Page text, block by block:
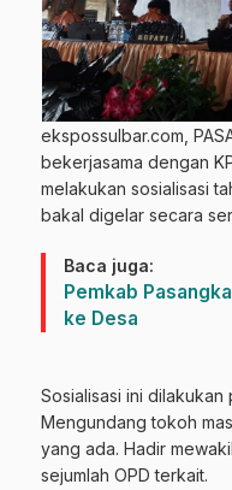
ekspossulbar.com,
bekerjasama dengan
melakukan sosialisasi
bakal digelar secara
Baca juga:
Pemkab
ke Desa
Sosialisasi ini
Mengundang tokoh
yang ada. Hadir
sejumlah OPD terkait.